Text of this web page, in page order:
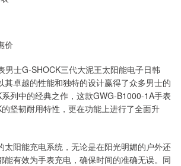
价
男士G-SHOCK三代大泥王太阳能电子日韩
其卓越的性能和独特的设计赢得了众多男士的
列中的经典之作，这款GWG-B1000-1A手表
坚韧耐用特性，更在功能上进行了全面升
太阳能充电系统，无论是在阳光明媚的户外还
能有效为手表充电，确保时间的准确无误。同